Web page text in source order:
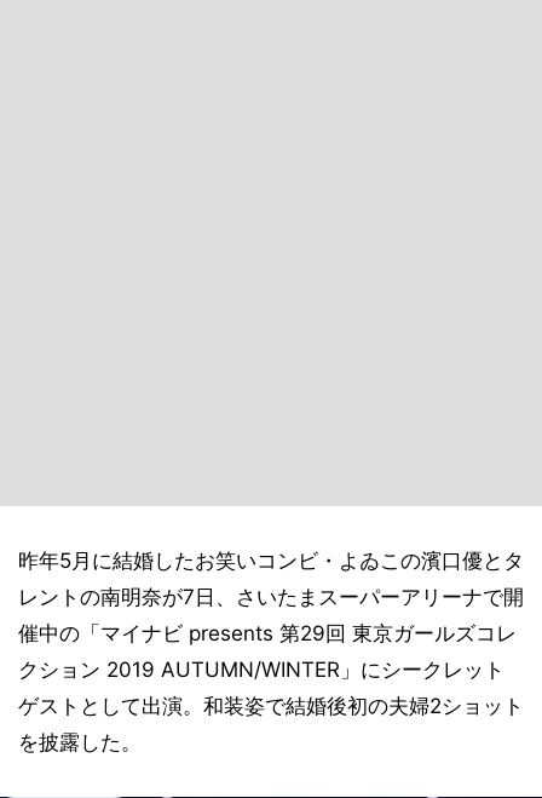
昨年5月に結婚したお笑いコンビ・よゐこの濱口優とタ
レントの南明奈が7日、さいたまスーパーアリーナで開
催中の「マイナビ presents 第29回 東京ガールズコレ
クション 2019 AUTUMN/WINTER」にシークレット
ゲストとして出演。和装姿で結婚後初の夫婦2ショット
を披露した。